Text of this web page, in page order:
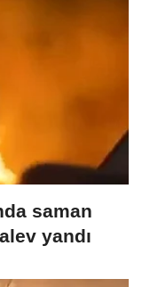
saman
yandı